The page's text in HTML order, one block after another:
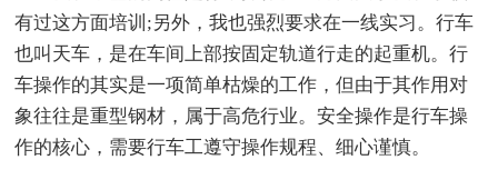
有过这方面培训;另外，我也强烈要求在一线实习。行车
也叫天车，是在车间上部按固定轨道行走的起重机。行
车操作的其实是一项简单枯燥的工作，但由于其作用对
象往往是重型钢材，属于高危行业。安全操作是行车操
作的核心，需要行车工遵守操作规程、细心谨慎。